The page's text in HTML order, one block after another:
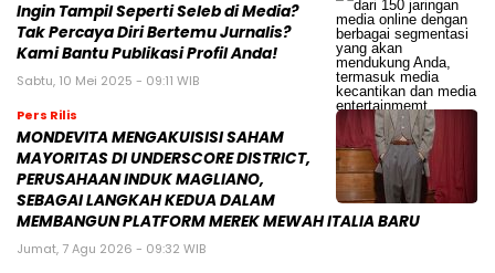
Ingin Tampil Seperti Seleb di Media?
Tak Percaya Diri Bertemu Jurnalis?
Kami Bantu Publikasi Profil Anda!
Sabtu, 10 Mei 2025 - 09:11 WIB
Pers Rilis
MONDEVITA MENGAKUISISI SAHAM
MAYORITAS DI UNDERSCORE DISTRICT,
PERUSAHAAN INDUK MAGLIANO,
SEBAGAI LANGKAH KEDUA DALAM
MEMBANGUN PLATFORM MEREK MEWAH ITALIA BARU
Jumat, 7 Agu 2026 - 09:32 WIB